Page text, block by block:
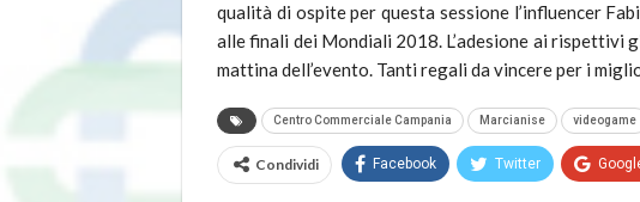
qualità di ospite per questa sessione l’influencer
alle finali dei Mondiali 2018. L’adesione ai
mattina dell’evento. Tanti regali da vincere per i
Centro Commerciale Campania Marcianise videogame
Condividi Facebook Twitter